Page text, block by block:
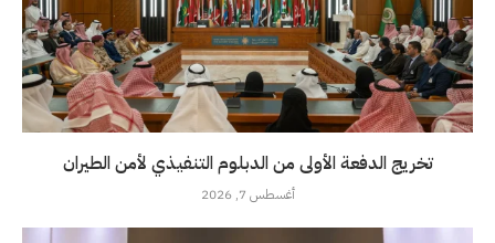
تخريج الدفعة الأولى من الدبلوم التنفيذي لأمن الطيران
أغسطس 7, 2026